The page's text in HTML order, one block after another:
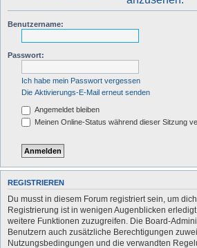
Benutzername:
Passwort:
Ich habe mein Passwort vergessen
Die Aktivierungs-E-Mail erneut senden
Angemeldet bleiben
Meinen Online-Status während dieser Sitzung
REGISTRIEREN
Du musst in diesem Forum registriert sein, um
Registrierung ist in wenigen Augenblicken
weitere Funktionen zuzugreifen. Die Board-
Benutzern auch zusätzliche Berechtigungen
Nutzungsbedingungen und die verwandten